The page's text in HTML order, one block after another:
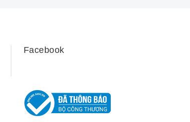
Facebook